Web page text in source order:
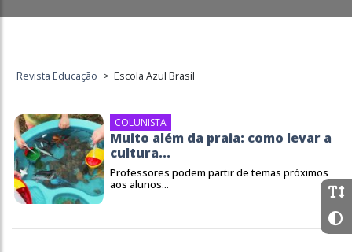
Revista Educação > Escola Azul Brasil
COLUNISTA
Muito além da praia: como levar a
cultura...
Professores podem partir de temas próximos
aos alunos...